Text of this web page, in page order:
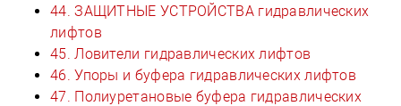
44. ЗАЩИТНЫЕ УСТРОЙСТВА гидравлических
лифтов
45. Ловители гидравлических лифтов
46. Упоры и буфера гидравлических лифтов
47. Полиуретановые буфера гидравлических